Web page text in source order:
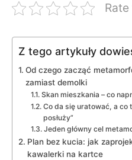
Z tego artykuły
Od czego zacząć
zamiast demolki
Skan mieszkania – co
Co da się uratować, a co
posłuży”
Jeden główny cel
Plan bez kucia: jak
kawalerki na kartce